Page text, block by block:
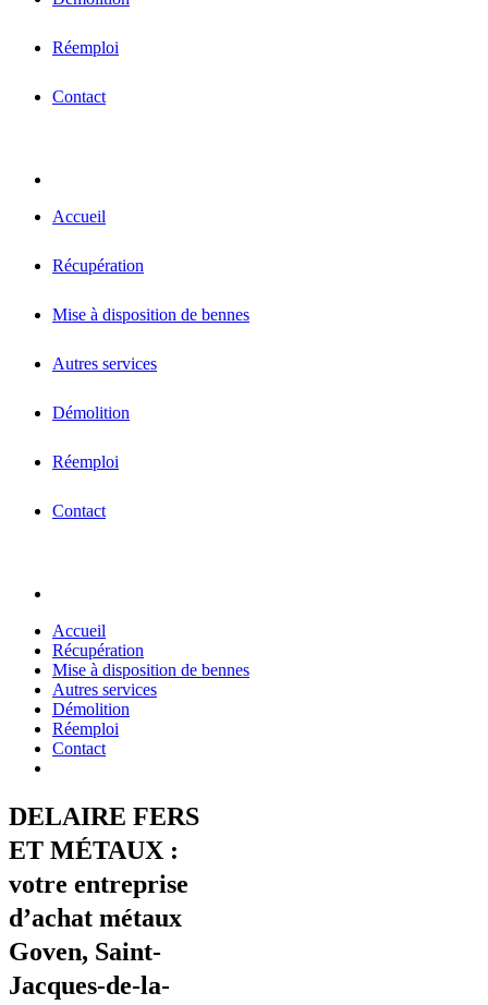
Réemploi
Contact
Accueil
Récupération
Mise à disposition de bennes
Autres services
Démolition
Réemploi
Contact
Accueil
Récupération
Mise à disposition de bennes
Autres services
Démolition
Réemploi
Contact
DELAIRE FERS
ET MÉTAUX :
votre entreprise
d’achat métaux
Goven, Saint-
Jacques-de-la-